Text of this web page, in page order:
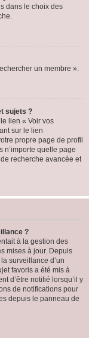
dans le choix des
un membre ».
sujets ?
lien « Voir vos
sur le lien
propre page de profil
n’importe quelle page
recherche avancée et
?
à la gestion des
mises à jour. Depuis
surveillance d’un
favoris a été mis à
d’être notifié lorsqu’il y
de notifications pour
depuis le panneau de